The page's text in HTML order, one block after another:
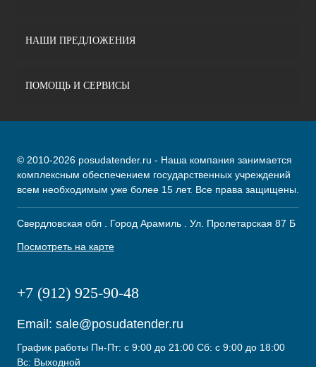
НАШИ ПРЕДЛОЖЕНИЯ
ПОМОЩЬ И СЕРВИСЫ
© 2010-2026 posudatender.ru - Наша компания занимается
комплексным обеспечением государственных учреждений
всем необходимым уже более 15 лет. Все права защищены.
Свердловская обл . Город Арамиль . Ул. Пролетарская 87 Б
Посмотреть на карте
+7 (912) 925-90-48
Email: sale@posudatender.ru
График работы Пн-Пт: с 9:00 до 21:00 Сб: с 9:00 до 18:00
Вс: Выходной